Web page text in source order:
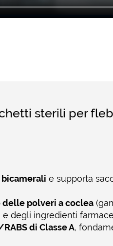
sterili per
bicamerali e supporta
delle polveri a coclea
degli ingredienti
di Classe A,